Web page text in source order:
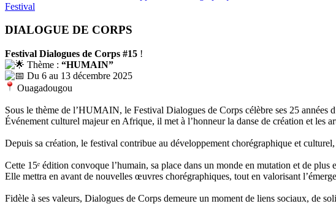
Festival
DIALOGUE DE CORPS
Festival Dialogues de Corps #15 !
Thème : “HUMAIN”
Du 6 au 13 décembre 2025
Ouagadougou
Sous le thème de l’HUMAIN, le Festival Dialogues de Corps célèbre ses 25 années
Événement culturel majeur en Afrique, il met à l’honneur la danse de création et les
Depuis sa création, le festival contribue au développement chorégraphique et
Cette 15ᵉ édition convoque l’humain, sa place dans un monde en mutation et de plus
Elle mettra en avant de nouvelles œuvres chorégraphiques, tout en valorisant
Fidèle à ses valeurs, Dialogues de Corps demeure un moment de liens sociaux, de